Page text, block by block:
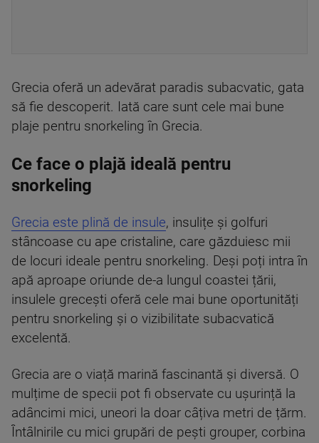
Grecia oferă un adevărat paradis subacvatic, gata
să fie descoperit. Iată care sunt cele mai bune
plaje pentru snorkeling în Grecia.
Ce face o plajă ideală pentru
snorkeling
Grecia este plină de insule, insulițe și golfuri
stâncoase cu ape cristaline, care găzduiesc mii
de locuri ideale pentru snorkeling. Deși poți intra în
apă aproape oriunde de-a lungul coastei țării,
insulele grecești oferă cele mai bune oportunități
pentru snorkeling și o vizibilitate subacvatică
excelentă.
Grecia are o viață marină fascinantă și diversă. O
mulțime de specii pot fi observate cu ușurință la
adâncimi mici, uneori la doar câțiva metri de țărm.
Întâlnirile cu mici grupări de pești grouper, corbina